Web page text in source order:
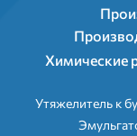
Menu
Химические
Утяжелитель к